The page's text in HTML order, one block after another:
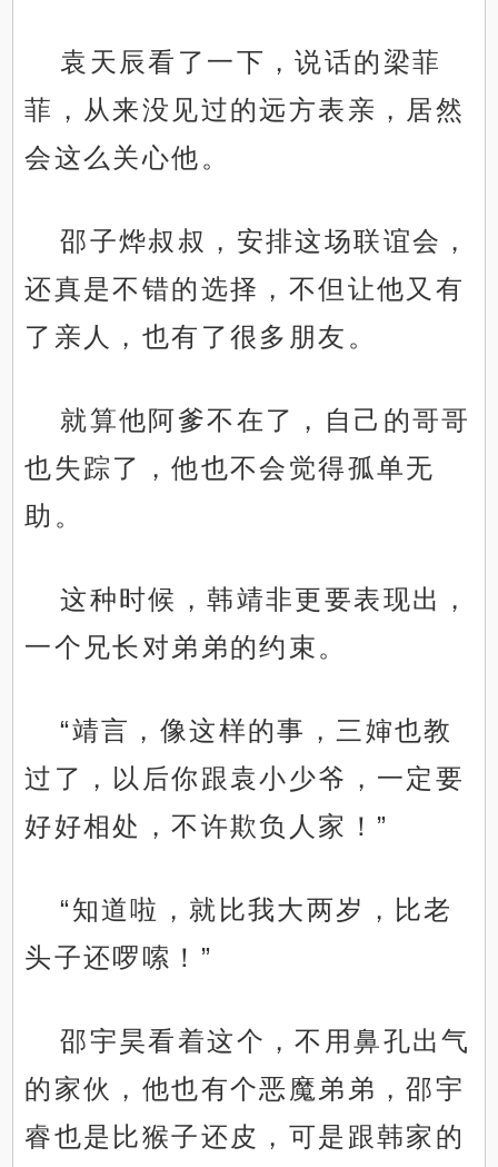
袁天辰看了一下，说话的梁菲
菲，从来没见过的远方表亲，居然
会这么关心他。
邵子烨叔叔，安排这场联谊会，
还真是不错的选择，不但让他又有
了亲人，也有了很多朋友。
就算他阿爹不在了，自己的哥哥
也失踪了，他也不会觉得孤单无
助。
这种时候，韩靖非更要表现出，
一个兄长对弟弟的约束。
“靖言，像这样的事，三婶也教
过了，以后你跟袁小少爷，一定要
好好相处，不许欺负人家！”
“知道啦，就比我大两岁，比老
头子还啰嗦！”
邵宇昊看着这个，不用鼻孔出气
的家伙，他也有个恶魔弟弟，邵宇
睿也是比猴子还皮，可是跟韩家的